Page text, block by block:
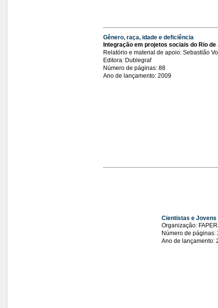
Gênero, raça, idade e deficiência
Integração em projetos sociais do Rio de
Relatório e material de apoio: Sebastião
Editora: Dublegraf
Número de páginas: 88
Ano de lançamento: 2009
Cientistas e Jovens
Organização:
Número de páginas:
Ano de lançamento: